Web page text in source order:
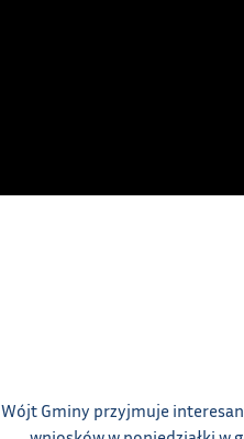
Wójt Gminy przyjmuje